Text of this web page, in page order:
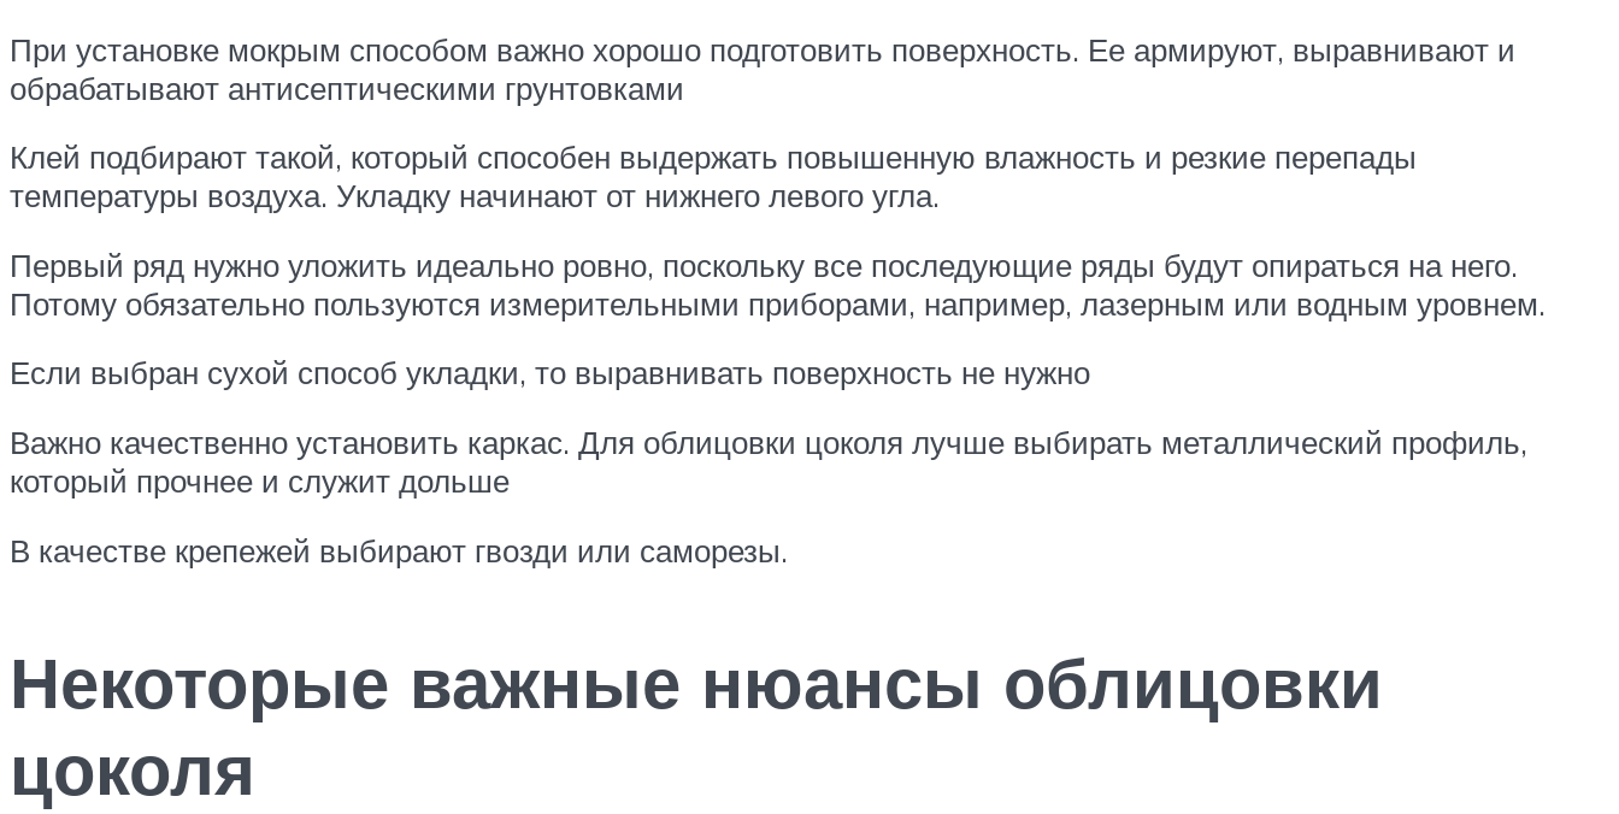
При установке мокрым способом важно хорошо подготовить поверхность. Ее армируют, выравнивают и
обрабатывают антисептическими грунтовками
Клей подбирают такой, который способен выдержать повышенную влажность и резкие перепады
температуры воздуха. Укладку начинают от нижнего левого угла.
Первый ряд нужно уложить идеально ровно, поскольку все последующие ряды будут опираться на него.
Потому обязательно пользуются измерительными приборами, например, лазерным или водным уровнем.
Если выбран сухой способ укладки, то выравнивать поверхность не нужно
Важно качественно установить каркас. Для облицовки цоколя лучше выбирать металлический профиль,
который прочнее и служит дольше
В качестве крепежей выбирают гвозди или саморезы.
Некоторые важные нюансы облицовки
цоколя